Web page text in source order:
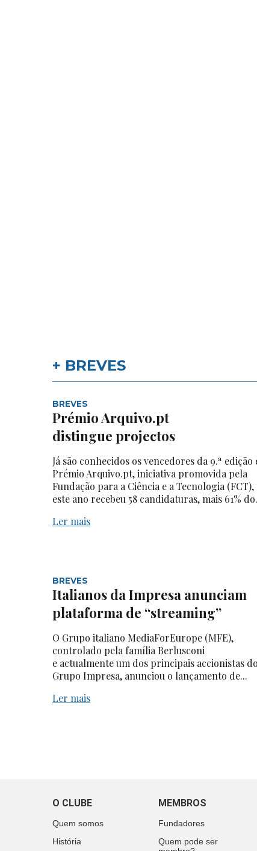
+ BREVES
BREVES
Prémio Arquivo.pt
distingue projectos
Já são conhecidos os vencedores da 9.ª edição
Prémio Arquivo.pt, iniciativa promovida pela
Fundação para a Ciência e a Tecnologia (FCT),
este ano recebeu 58 candidaturas, mais 61%
Ler mais
BREVES
Italianos da Impresa anunciam
plataforma de “streaming”
O Grupo italiano MediaForEurope (MFE),
controlado pela família Berlusconi
e actualmente um dos principais accionistas do
Grupo Impresa, anunciou o lançamento de...
Ler mais
O CLUBE
Quem somos
História
MEMBROS
Fundadores
Quem pode ser